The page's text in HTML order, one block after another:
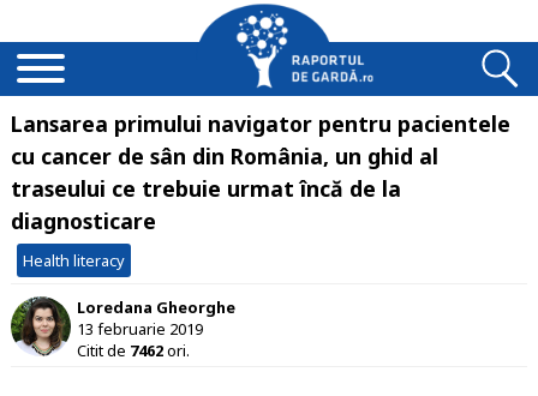
Lansarea primului navigator pentru pacientele
cu cancer de sân din România, un ghid al
traseului ce trebuie urmat încă de la
diagnosticare
Health literacy
Loredana Gheorghe
13 februarie 2019
Citit de 7462ori.